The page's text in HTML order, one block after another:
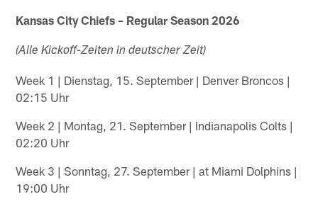
Kansas City Chiefs – Regular Season 2026
(Alle Kickoff-Zeiten in deutscher Zeit)
Week 1 | Dienstag, 15. September | Denver Broncos |
02:15 Uhr
Week 2 | Montag, 21. September | Indianapolis Colts |
02:20 Uhr
Week 3 | Sonntag, 27. September | at Miami Dolphins |
19:00 Uhr